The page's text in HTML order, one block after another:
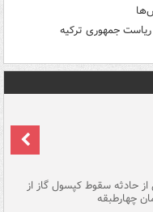
جمهوری ترکیه
از حادثه سقوط کپسول گاز از
چهارطبقه